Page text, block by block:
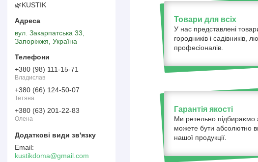
Товари для всіх
У нас представлені
городників і садівників,
професіоналів.
Гарантія якості
Ми ретельно підбираємо
можете бути абсолютно
нашої продукції.
🌿KUSTIK
вул. Закарпатська 33,
Запоріжжя, Україна
+380 (98) 111-15-71
Владислав
+380 (66) 124-50-07
Тетяна
+380 (63) 201-22-83
Олена
kustikdoma@gmail.com